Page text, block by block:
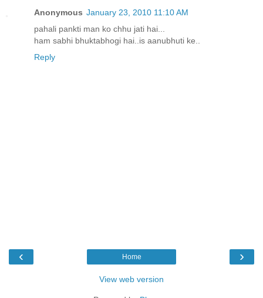
Anonymous January 23, 2010 11:10 AM
pahali pankti man ko chhu jati hai...
ham sabhi bhuktabhogi hai..is aanubhuti ke..
Reply
‹ ›
Home
View web version